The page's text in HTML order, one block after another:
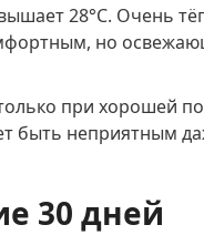
28°C. Очень
но
при хорошей
быть неприятным
30 дней